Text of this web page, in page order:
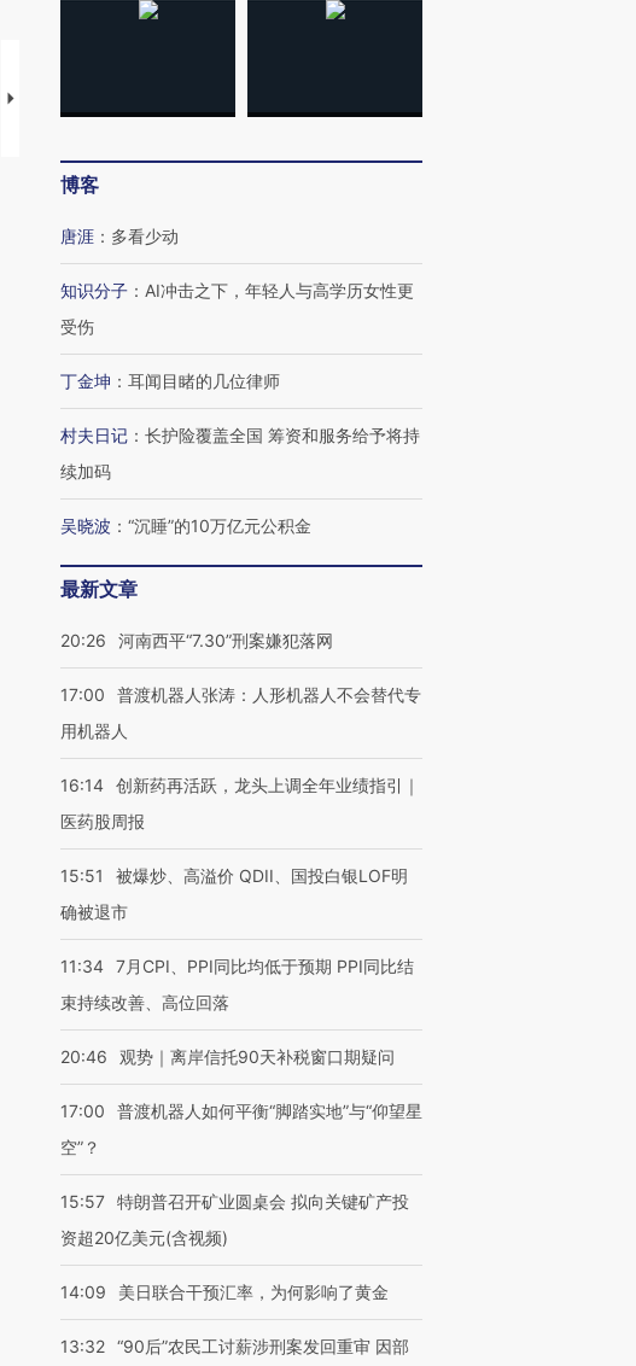
【推广】走进第四届链博
会，让数智科技“链”接产
【特别呈现】寻找100种
CFO：不靠规模取胜，华
博客
唐涯 ： 多看少动
知识分子 ： AI冲击之下，年轻人与高学历女性更
受伤
丁金坤 ： 耳闻目睹的几位律师
村夫日记 ： 长护险覆盖全国 筹资和服务给予将持
续加码
吴晓波 ： “沉睡”的10万亿元公积金
最新文章
20:26 河南西平“7.30”刑案嫌犯落网
17:00
普渡机器人张涛：人形机器人不会替代专
用机器人
16:14 创新药再活跃，龙头上调全年业绩指引｜
医药股周报
15:51
被爆炒、高溢价 QDII、国投白银LOF明
确被退市
11:34 7月CPI、PPI同比均低于预期 PPI同比结
束持续改善、高位回落
20:46 观势｜离岸信托90天补税窗口期疑问
17:00
普渡机器人如何平衡“脚踏实地”与“仰望星
空”？
15:57 特朗普召开矿业圆桌会 拟向关键矿产投
资超20亿美元(含视频)
14:09 美日联合干预汇率，为何影响了黄金
13:32 “90后”农民工讨薪涉刑案发回重审 因部